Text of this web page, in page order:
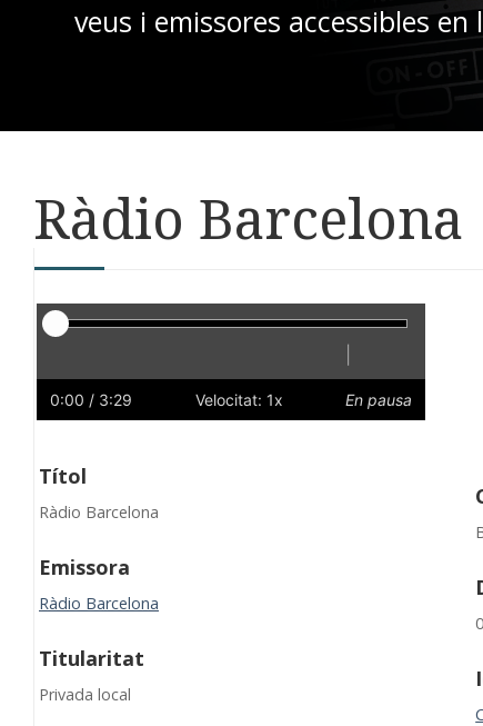
veus i emissores accessibles en
Ràdio Barcelona
Reproductor
Lent
0:00 / 3:29 Velocitat: 1x En pausa
Títol
Ràdio Barcelona
Emissora
Ràdio Barcelona
Titularitat
Privada local